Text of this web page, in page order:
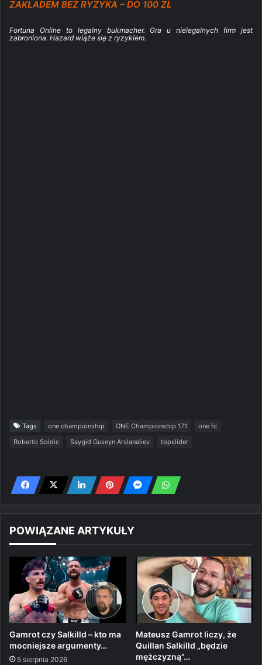
ZAKŁADEM BEZ RYZYKA – DO 100 ZŁ
Fortuna Online to legalny bukmacher. Gra u nielegalnych firm jest
zabroniona. Hazard wiąże się z ryzykiem.
Tags one championship ONE Championship 171
one fc
Roberto Soldic
Saygid Guseyn Arslanaliev topslider
POWIĄZANE ARTYKUŁY
Gamrot czy Salkilld – kto ma
mocniejsze argumenty…
5 sierpnia 2026
Mateusz Gamrot liczy, że
Quillan Salkilld „będzie
mężczyzną”…